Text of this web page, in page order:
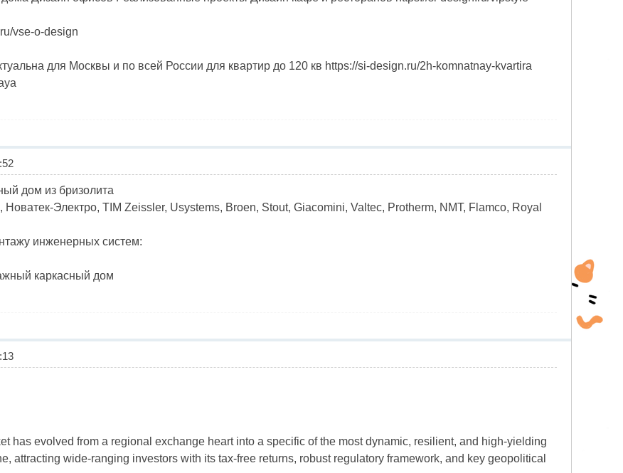
vse-o-design
для Москвы и по всей России для квартир до 120 кв https://si-design.ru/2h-komnatnay-kvartira
дом из бризолита
Новатек-Электро, TIM Zeissler, Usystems, Broen, Stout, Giacomini, Valtec, Protherm, NMT, Flamco, Royal
инженерных систем:
каркасный дом
has evolved from a regional exchange heart into a specific of the most dynamic, resilient, and high-yielding
attracting wide-ranging investors with its tax-free returns, robust regulatory framework, and key geopolitical